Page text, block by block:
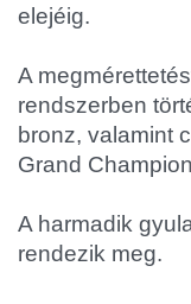
elejéig.
A
rendszerben
bronz, valamint
Grand
A harmadik
rendezik meg.